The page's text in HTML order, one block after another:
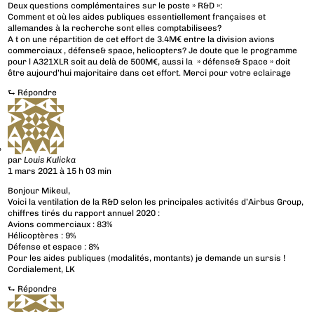
Deux questions complémentaires sur le poste » R&D »:
Comment et où les aides publiques essentiellement françaises et
allemandes à la recherche sont elles comptabilisees?
A t on une répartition de cet effort de 3.4M€ entre la division avions
commerciaux , défense& space, helicopters? Je doute que le programme
pour l A321XLR soit au delà de 500M€, aussi la » défense& Space » doit
être aujourd’hui majoritaire dans cet effort. Merci pour votre eclairage
⮑ Répondre
parLouis Kulicka
1 mars 2021 à 15 h 03 min
Bonjour Mikeul,
Voici la ventilation de la R&D selon les principales activités d’Airbus Group,
chiffres tirés du rapport annuel 2020 :
Avions commerciaux : 83%
Hélicoptères : 9%
Défense et espace : 8%
Pour les aides publiques (modalités, montants) je demande un sursis !
Cordialement, LK
⮑ Répondre